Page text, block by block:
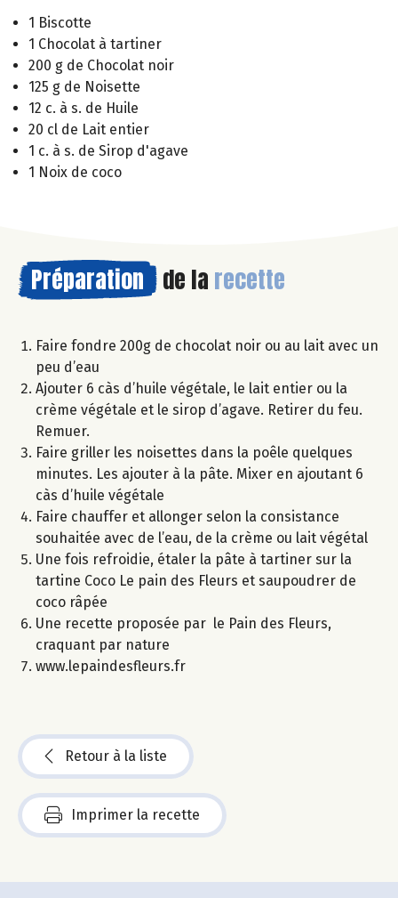
1 Biscotte
1 Chocolat à tartiner
200 g de Chocolat noir
125 g de Noisette
12 c. à s. de Huile
20 cl de Lait entier
1 c. à s. de Sirop d'agave
1 Noix de coco
Préparation de la recette
Faire fondre 200g de chocolat noir ou au lait avec un
peu d’eau
Ajouter 6 càs d’huile végétale, le lait entier ou la
crème végétale et le sirop d’agave. Retirer du feu.
Remuer.
Faire griller les noisettes dans la poêle quelques
minutes. Les ajouter à la pâte. Mixer en ajoutant 6
càs d’huile végétale
Faire chauffer et allonger selon la consistance
souhaitée avec de l’eau, de la crème ou lait végétal
Une fois refroidie, étaler la pâte à tartiner sur la
tartine Coco Le pain des Fleurs et saupoudrer de
coco râpée
Une recette proposée par le Pain des Fleurs,
craquant par nature
www.lepaindesfleurs.fr
Retour à la liste
Imprimer la recette